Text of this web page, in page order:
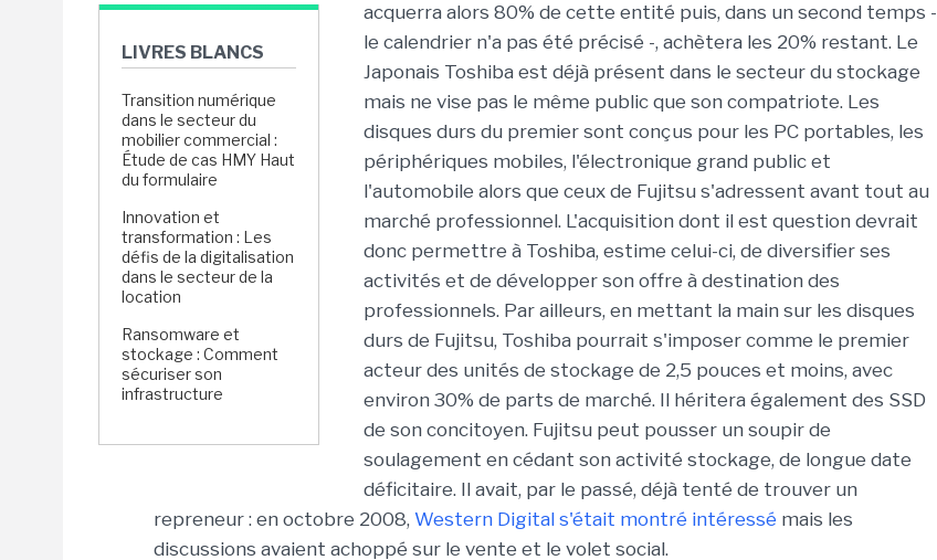
LIVRES BLANCS
Transition numérique
dans le secteur du
mobilier commercial :
Étude de cas HMY Haut
du formulaire
Innovation et
transformation : Les
défis de la digitalisation
dans le secteur de la
location
Ransomware et
stockage : Comment
sécuriser son
infrastructure
acquerra alors 80% de cette entité puis, dans un second temps -
le calendrier n'a pas été précisé -, achètera les 20% restant. Le
Japonais Toshiba est déjà présent dans le secteur du stockage
mais ne vise pas le même public que son compatriote. Les
disques durs du premier sont conçus pour les PC portables, les
périphériques mobiles, l'électronique grand public et
l'automobile alors que ceux de Fujitsu s'adressent avant tout au
marché professionnel. L'acquisition dont il est question devrait
donc permettre à Toshiba, estime celui-ci, de diversifier ses
activités et de développer son offre à destination des
professionnels. Par ailleurs, en mettant la main sur les disques
durs de Fujitsu, Toshiba pourrait s'imposer comme le premier
acteur des unités de stockage de 2,5 pouces et moins, avec
environ 30% de parts de marché. Il héritera également des SSD
de son concitoyen. Fujitsu peut pousser un soupir de
soulagement en cédant son activité stockage, de longue date
déficitaire. Il avait, par le passé, déjà tenté de trouver un
repreneur : en octobre 2008, Western Digital s'était montré intéressé mais les
discussions avaient achoppé sur le vente et le volet social.